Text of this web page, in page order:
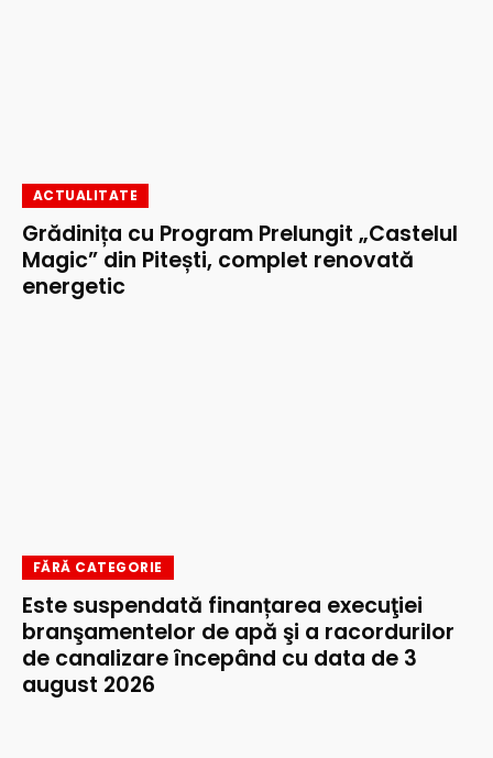
ACTUALITATE
Grădinița cu Program Prelungit „Castelul
Magic” din Pitești, complet renovată
energetic
FĂRĂ CATEGORIE
Este suspendată finanțarea execuţiei
branşamentelor de apă şi a racordurilor
de canalizare începând cu data de 3
august 2026